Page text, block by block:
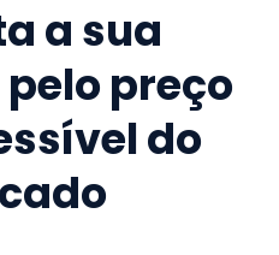
a sua
preço
do